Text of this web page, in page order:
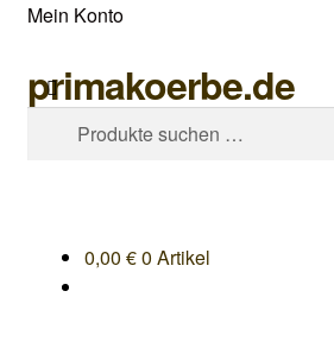
Mein Konto
Zur
Navigation
springen
Zum
Inhalt
springen
primakoerbe.de
Suchen
Suchen
Startseite
0,00 €0 Artikel